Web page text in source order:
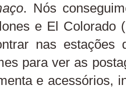
. Nós
e El Colorado
nas estações
para ver as
e acessórios,